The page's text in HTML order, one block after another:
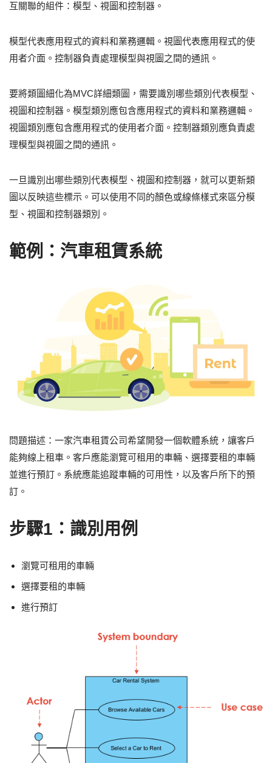
互關聯的組件：模型、視圖和控制器。
模型代表應用程式的資料和業務邏輯。視圖代表應用程式的使
用者介面。控制器負責處理模型與視圖之間的通訊。
要將類圖細化為MVC詳細類圖，需要識別哪些類別代表模型、
視圖和控制器。模型類別應包含應用程式的資料和業務邏輯。
視圖類別應包含應用程式的使用者介面。控制器類別應負責處
理模型與視圖之間的通訊。
一旦識別出哪些類別代表模型、視圖和控制器，就可以更新類
圖以反映這些標示。可以使用不同的顏色或線條樣式來區分模
型、視圖和控制器類別。
範例：汽車租賃系統
問題描述：一家汽車租賃公司希望開發一個軟體系統，讓客戶
能夠線上租車。客戶應能瀏覽可租用的車輛、選擇要租的車輛
並進行預訂。系統應能追蹤車輛的可用性，以及客戶所下的預
訂。
步驟1：識別用例
瀏覽可租用的車輛
選擇要租的車輛
進行預訂